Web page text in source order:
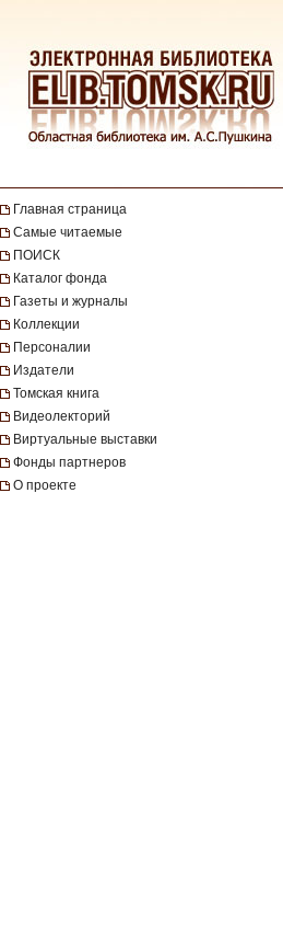
Главная страница
Самые читаемые
ПОИСК
Каталог фонда
Газеты и журналы
Коллекции
Персоналии
Издатели
Томская книга
Видеолекторий
Виртуальные выставки
Фонды партнеров
О проекте